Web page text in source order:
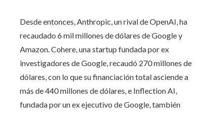
Desde entonces, Anthropic, un rival de OpenAI, ha
recaudado 6 mil millones de dólares de Google y
Amazon. Cohere, una startup fundada por ex
investigadores de Google, recaudó 270 millones de
dólares, con lo que su financiación total asciende a
más de 440 millones de dólares, e Inflection AI,
fundada por un ex ejecutivo de Google, también